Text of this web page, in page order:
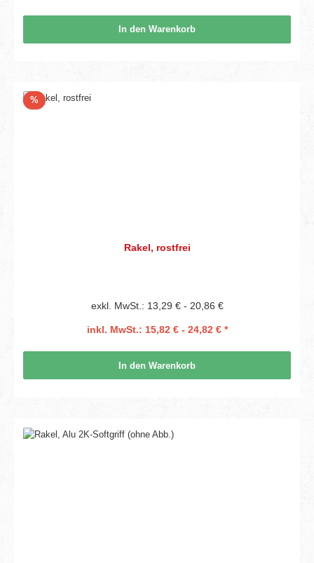
In den Warenkorb
%Rabatt
Rakel, rostfrei
exkl. MwSt.: 13,29 € - 20,86 €
inkl. MwSt.: 15,82 € - 24,82 € *
In den Warenkorb